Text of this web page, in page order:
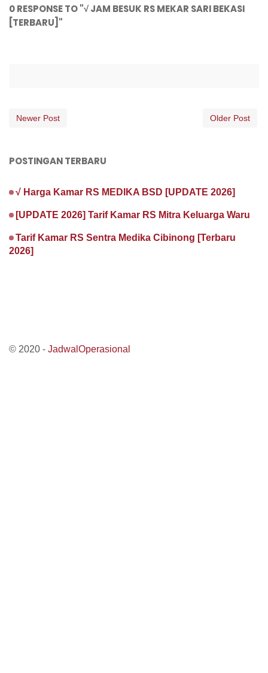
0 RESPONSE TO "√ JAM BESUK RS MEKAR SARI BEKASI
[TERBARU]"
Newer Post Older Post
POSTINGAN TERBARU
√ Harga Kamar RS MEDIKA BSD [UPDATE 2026]
[UPDATE 2026] Tarif Kamar RS Mitra Keluarga Waru
Tarif Kamar RS Sentra Medika Cibinong [Terbaru
2026]
© 2020 - JadwalOperasional